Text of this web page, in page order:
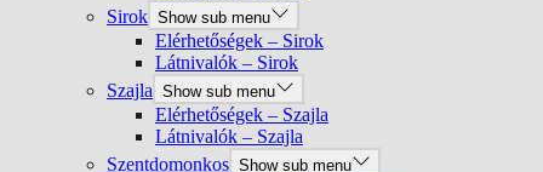
Sirok Show sub menu
Elérhetőségek – Sirok
Látnivalók – Sirok
Szajla Show sub menu
Elérhetőségek – Szajla
Látnivalók – Szajla
Szentdomonkos Show sub menu